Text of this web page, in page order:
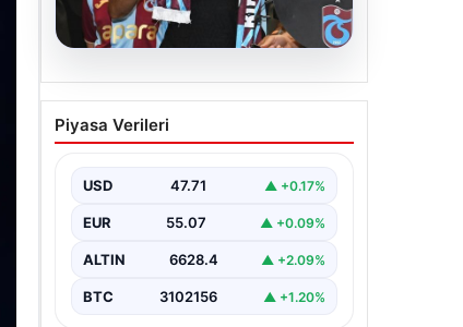
06.08.2026
İşte Muhammed Salah’ın
ilk sözleri
Piyasa Verileri
USD 47.71 ▲ +0.17%
EUR 55.07 ▲ +0.09%
ALTIN 6628.4 ▲ +2.09%
BTC 3102156 ▲ +1.20%